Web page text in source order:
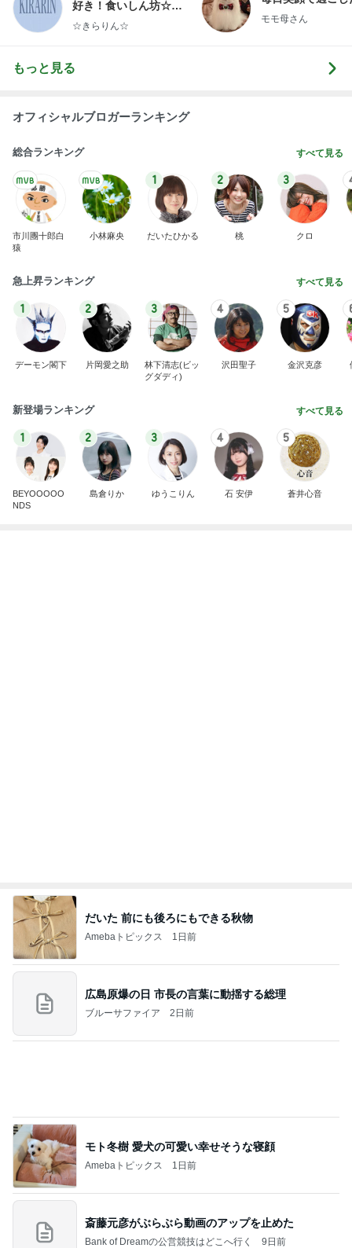
好き！食いしん坊☆き
らりん☆のブログ
☆きらりん☆
モモ母さん
もっと見る
オフィシャルブロガーランキング
総合ランキング すべて見る
市川團十郎白
猿
小林麻央
1
だいたひかる
2
桃
3
クロ
急上昇ランキング すべて見る
1
デーモン閣下
2
片岡愛之助
3
林下清志(ビッ
グダディ)
4
沢田聖子
5
金沢克彦
新登場ランキング すべて見る
1
BEYOOOOO
NDS
2
島倉りか
3
ゆうこりん
4
石 安伊
5
蒼井心音
だいた 前にも後ろにもできる秋物
Amebaトピックス 1日前
広島原爆の日 市長の言葉に動揺する総理
ブルーサファイア 2日前
モト冬樹 愛犬の可愛い幸せそうな寝顔
Amebaトピックス 1日前
斎藤元彦がぶらぶら動画のアップを止めた
Bank of Dreamの公営競技はどこへ行く 9日前